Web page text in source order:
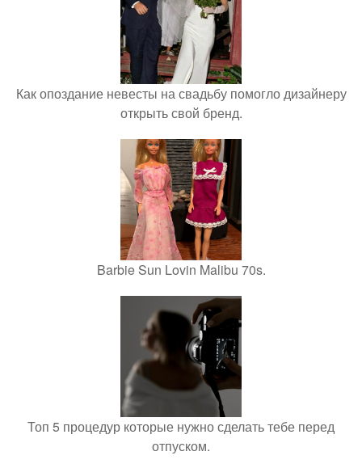
Как опоздание невесты на свадьбу помогло дизайнеру
открыть свой бренд.
Barbie Sun Lovin Malibu 70s.
Топ 5 процедур которые нужно сделать тебе перед
отпуском.